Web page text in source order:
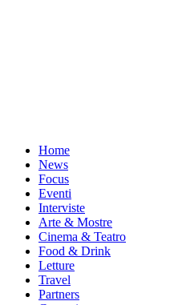
Home
News
Focus
Eventi
Interviste
Arte & Mostre
Cinema & Teatro
Food & Drink
Letture
Travel
Partners